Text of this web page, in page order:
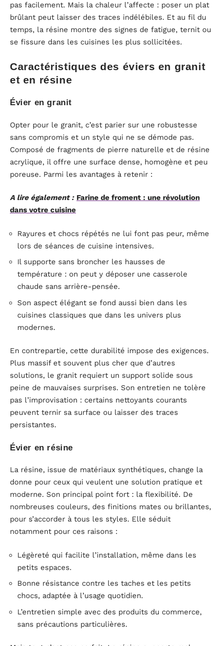
pas facilement. Mais la chaleur l’affecte : poser un plat
brûlant peut laisser des traces indélébiles. Et au fil du
temps, la résine montre des signes de fatigue, ternit ou
se fissure dans les cuisines les plus sollicitées.
Caractéristiques des éviers en granit
et en résine
Évier en granit
Opter pour le granit, c’est parier sur une robustesse
sans compromis et un style qui ne se démode pas.
Composé de fragments de pierre naturelle et de résine
acrylique, il offre une surface dense, homogène et peu
poreuse. Parmi les avantages à retenir :
A lire également : Farine de froment : une révolution
dans votre cuisine
Rayures et chocs répétés ne lui font pas peur, même
lors de séances de cuisine intensives.
Il supporte sans broncher les hausses de
température : on peut y déposer une casserole
chaude sans arrière-pensée.
Son aspect élégant se fond aussi bien dans les
cuisines classiques que dans les univers plus
modernes.
En contrepartie, cette durabilité impose des exigences.
Plus massif et souvent plus cher que d’autres
solutions, le granit requiert un support solide sous
peine de mauvaises surprises. Son entretien ne tolère
pas l’improvisation : certains nettoyants courants
peuvent ternir sa surface ou laisser des traces
persistantes.
Évier en résine
La résine, issue de matériaux synthétiques, change la
donne pour ceux qui veulent une solution pratique et
moderne. Son principal point fort : la flexibilité. De
nombreuses couleurs, des finitions mates ou brillantes,
pour s’accorder à tous les styles. Elle séduit
notamment pour ces raisons :
Légèreté qui facilite l’installation, même dans les
petits espaces.
Bonne résistance contre les taches et les petits
chocs, adaptée à l’usage quotidien.
L’entretien simple avec des produits du commerce,
sans précautions particulières.